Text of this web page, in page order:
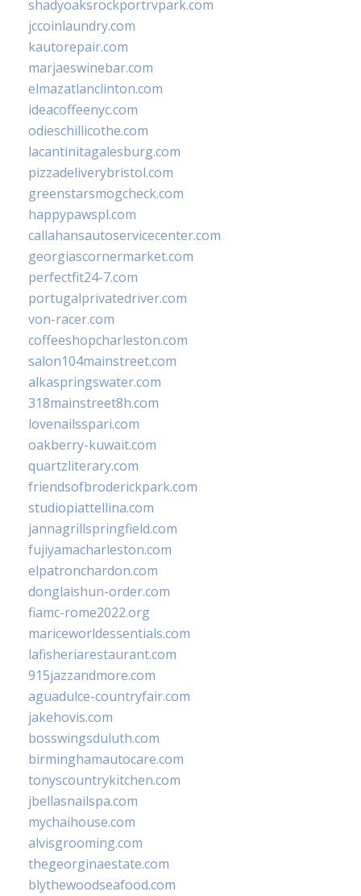
shadyoaksrockportrvpark.com
jccoinlaundry.com
kautorepair.com
marjaeswinebar.com
elmazatlanclinton.com
ideacoffeenyc.com
odieschillicothe.com
lacantinitagalesburg.com
pizzadeliverybristol.com
greenstarsmogcheck.com
happypawspl.com
callahansautoservicecenter.com
georgiascornermarket.com
perfectfit24-7.com
portugalprivatedriver.com
von-racer.com
coffeeshopcharleston.com
salon104mainstreet.com
alkaspringswater.com
318mainstreet8h.com
lovenailsspari.com
oakberry-kuwait.com
quartzliterary.com
friendsofbroderickpark.com
studiopiattellina.com
jannagrillspringfield.com
fujiyamacharleston.com
elpatronchardon.com
donglaishun-order.com
fiamc-rome2022.org
mariceworldessentials.com
lafisheriarestaurant.com
915jazzandmore.com
aguadulce-countryfair.com
jakehovis.com
bosswingsduluth.com
birminghamautocare.com
tonyscountrykitchen.com
jbellasnailspa.com
mychaihouse.com
alvisgrooming.com
thegeorginaestate.com
blythewoodseafood.com